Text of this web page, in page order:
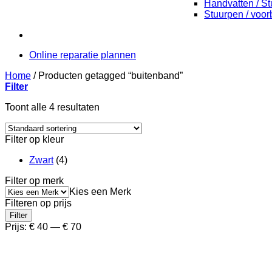
Handvatten /
Stuurpen /
Online reparatie plannen
Home /Producten getagged “buitenband”
Filter
Toont alle 4 resultaten
Filter op kleur
Zwart (4)
Filter op merk
Kies een Merk
Filteren op prijs
Min.
prijs
Max.
prijs
Filter
Prijs: € 40 — € 70